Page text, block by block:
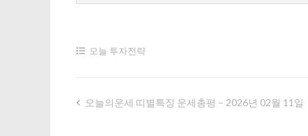
오늘 투자전략
글오늘의운세 띠별특징 운세총평 – 2026년 02월 11일